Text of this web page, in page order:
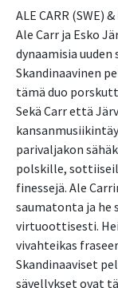
ALE CARR (SWE)
Ale Carr ja Esko
dynaamisia
Skandinaavinen
tämä duo
Sekä Carr että
parivaljakon
polskille,
finessejä. Ale
saumatonta ja he
virtuoottisesti.
vivahteikas
Skandinaaviset
sävellykset ovat